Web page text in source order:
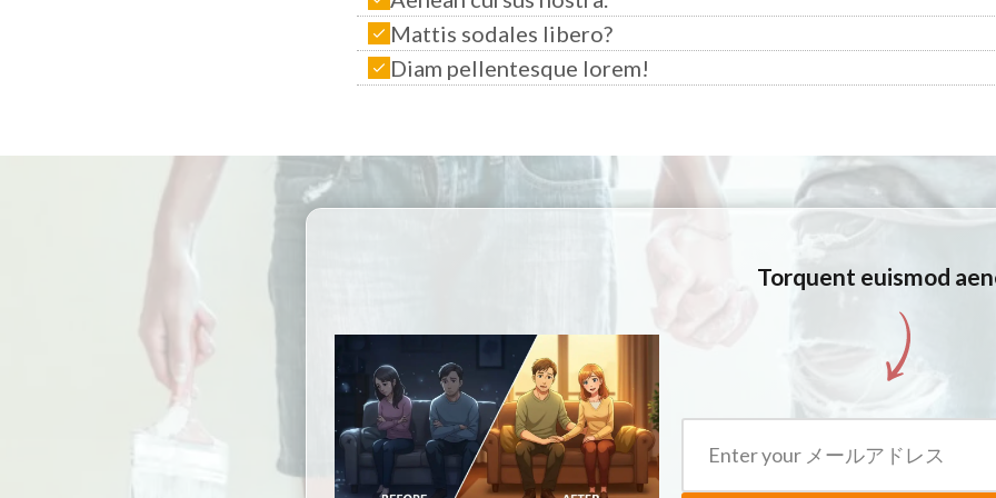
Mattis sodales libero?
Diam pellentesque lorem!
Torquent euismod